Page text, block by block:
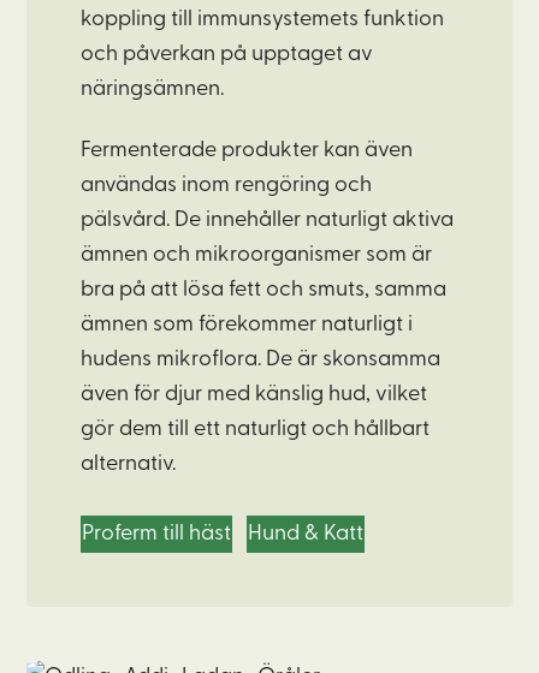
koppling till immunsystemets funktion
och påverkan på upptaget av
näringsämnen.
Fermenterade produkter kan även
användas inom rengöring och
pälsvård. De innehåller naturligt aktiva
ämnen och mikroorganismer som är
bra på att lösa fett och smuts, samma
ämnen som förekommer naturligt i
hudens mikroflora. De är skonsamma
även för djur med känslig hud, vilket
gör dem till ett naturligt och hållbart
alternativ.
Proferm till häst Hund & Katt